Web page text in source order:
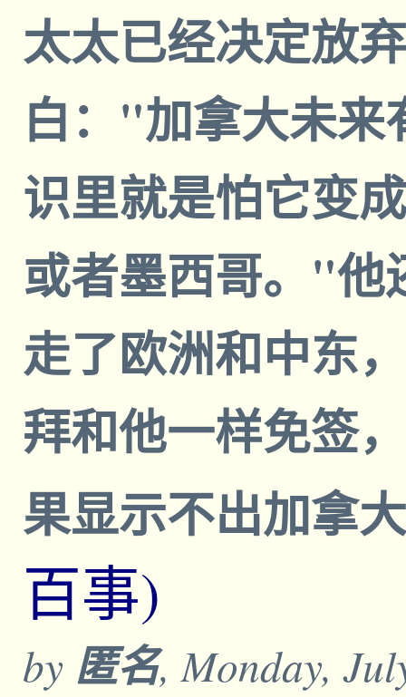
太太已经决定放
白："加拿大未来
识里就是怕它变
或者墨西哥。"他
走了欧洲和中东
拜和他一样免签
果显示不出加拿
百事)
by 匿名, Monday,